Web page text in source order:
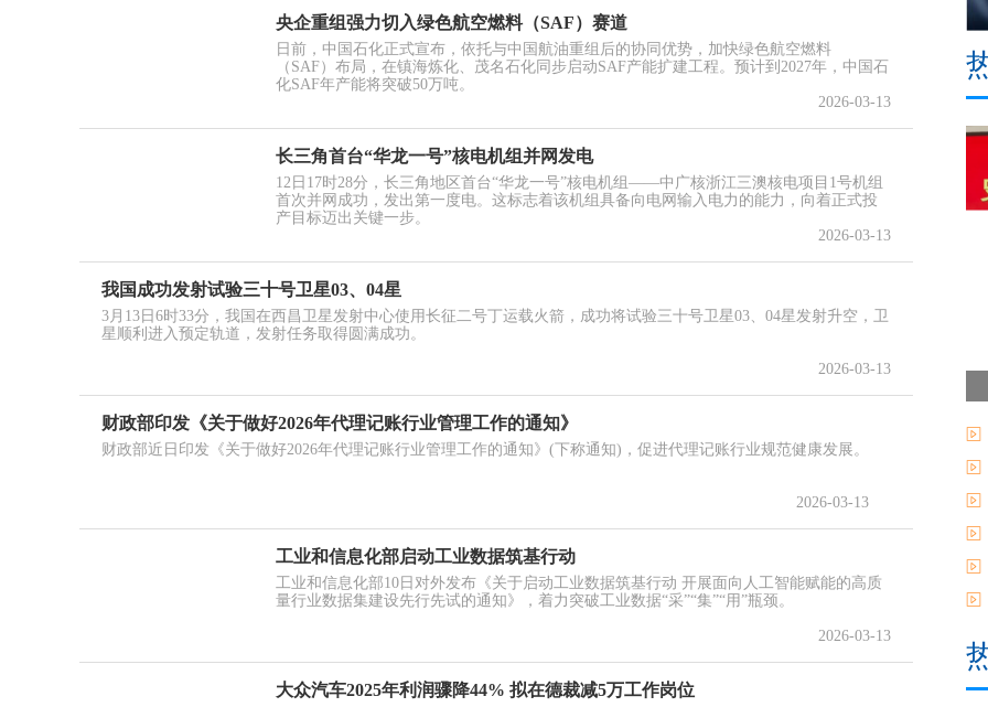
央企重组强力切入绿色航空燃料（SAF）赛道
日前，中国石化正式宣布，依托与中国航油重组后的协同优势，加快绿色航空燃料
（SAF）布局，在镇海炼化、茂名石化同步启动SAF产能扩建工程。预计到2027年，中国石
化SAF年产能将突破50万吨。
2026-03-13
长三角首台“华龙一号”核电机组并网发电
12日17时28分，长三角地区首台“华龙一号”核电机组——中广核浙江三澳核电项目1号机组
首次并网成功，发出第一度电。这标志着该机组具备向电网输入电力的能力，向着正式投
产目标迈出关键一步。
2026-03-13
我国成功发射试验三十号卫星03、04星
3月13日6时33分，我国在西昌卫星发射中心使用长征二号丁运载火箭，成功将试验三十号卫星03、04星发射升空，卫
星顺利进入预定轨道，发射任务取得圆满成功。
2026-03-13
财政部印发《关于做好2026年代理记账行业管理工作的通知》
财政部近日印发《关于做好2026年代理记账行业管理工作的通知》(下称通知)，促进代理记账行业规范健康发展。
2026-03-13
工业和信息化部启动工业数据筑基行动
工业和信息化部10日对外发布《关于启动工业数据筑基行动 开展面向人工智能赋能的高质
量行业数据集建设先行先试的通知》，着力突破工业数据“采”“集”“用”瓶颈。
2026-03-13
大众汽车2025年利润骤降44% 拟在德裁减5万工作岗位